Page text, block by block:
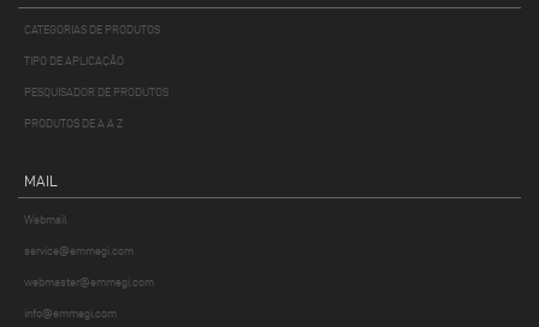
CATEGORIAS DE PRODUTOS
TIPO DE APLICAÇÃO
PESQUISADOR DE PRODUTOS
PRODUTOS DE A A Z
MAIL
Webmail
service@emmegi.com
webmaster@emmegi.com
info@emmegi.com